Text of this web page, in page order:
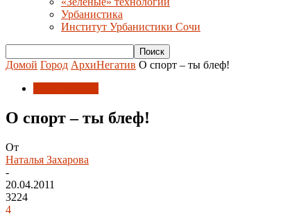
Урбанистика
Институт Урбанистики Сочи
Домой Город АрхиНегатив О спорт – ты блеф!
О спорт – ты блеф!
От
Наталья Захарова
-
20.04.2011
3224
4